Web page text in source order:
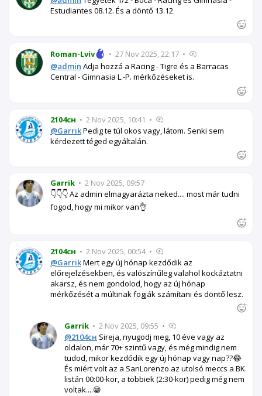
Estudiantes 08.12. És a döntő 13.12
Roman-Lviv • 27 Nov 2025, 22:17 •
@admin Adja hozzá a Racing - Tigre és a Barracas
Central - Gimnasia L.-P. mérkőzéseket is.
2104сн • 2 Nov 2025, 10:41 •
@GarrikPedig te túl okos vagy, látom. Senki sem
kérdezett téged egyáltalán.
Garrik • 2 Nov 2025, 09:57
👇👇👇 Az admin elmagyarázta neked.... most már tudni
fogod, hogy mi mikor van👌
2104сн • 2 Nov 2025, 00:54 •
@GarrikMert egy új hónap kezdődik az
előrejelzésekben, és valószínűleg valahol kockáztatni
akarsz, és nem gondolod, hogy az új hónap
mérkőzését a múltinak fogják számítani és döntő lesz.
Garrik • 2 Nov 2025, 09:55 •
@2104сн Sireja, nyugodj meg, 10 éve vagy az
oldalon, már 70+ szintű vagy, és még mindig nem
tudod, mikor kezdődik egy új hónap vagy nap??😂
És miért volt az a SanLorenzo az utolsó meccs a BK
listán 00:00-kor, a többiek (2:30-kor) pedig még nem
voltak....😁